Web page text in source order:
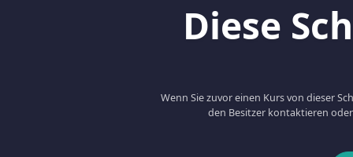
Diese
Wenn Sie zuvor einen Kurs von dieser
den Besitzer kontaktieren